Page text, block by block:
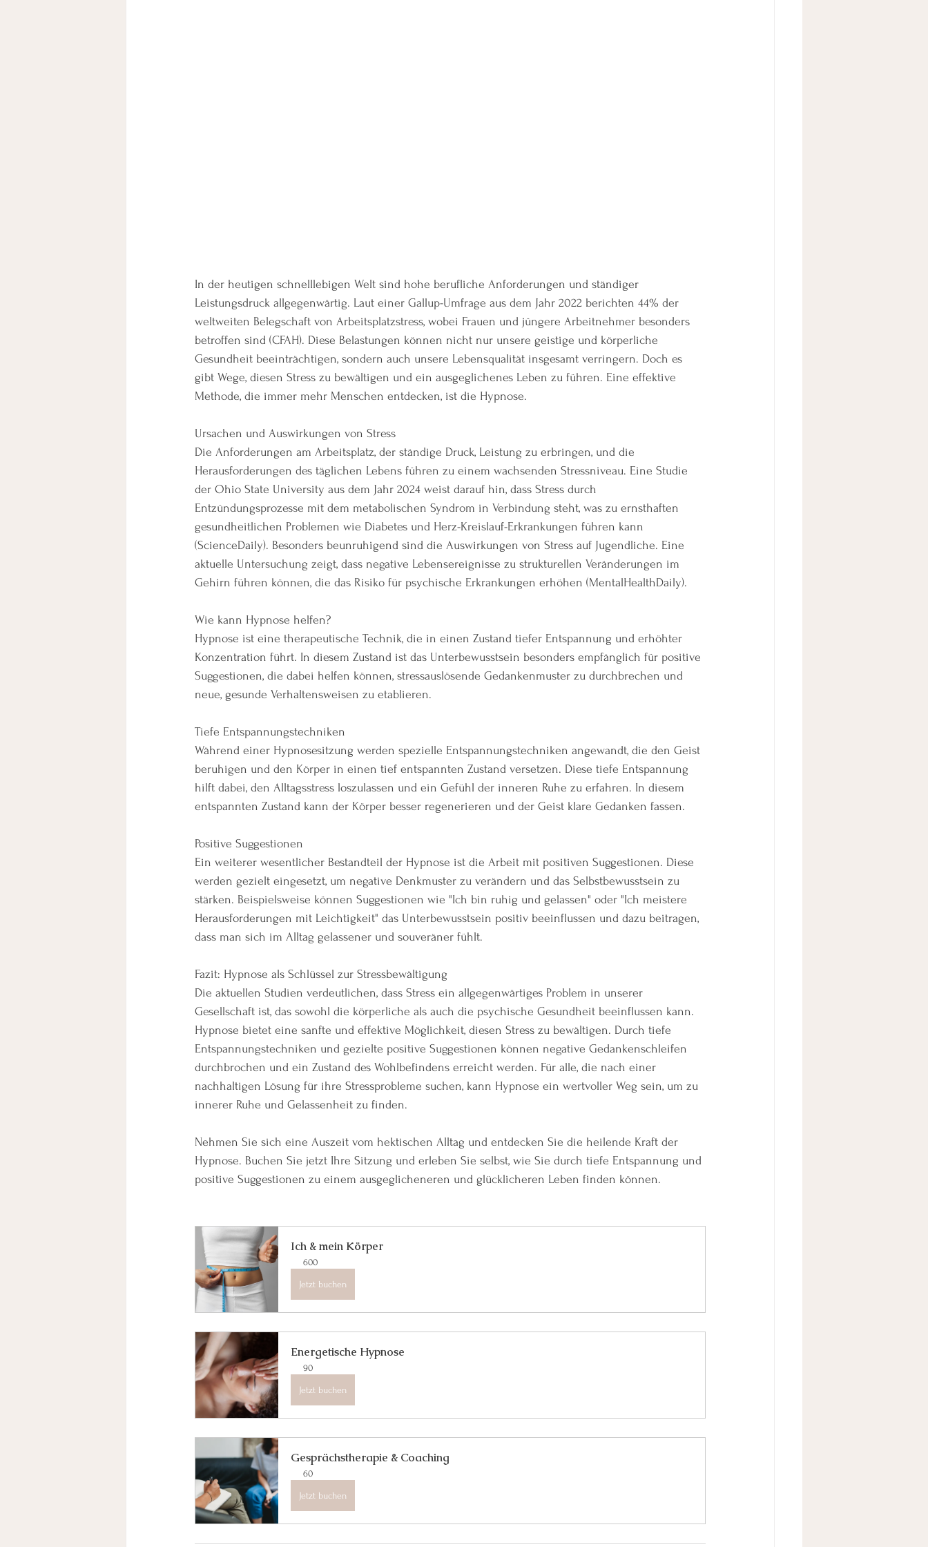
In der heutigen schnelllebigen Welt sind hohe berufliche Anforderungen und ständiger
Leistungsdruck allgegenwärtig. Laut einer Gallup-Umfrage aus dem Jahr 2022 berichten 44% der
weltweiten Belegschaft von Arbeitsplatzstress, wobei Frauen und jüngere Arbeitnehmer besonders
betroffen sind​ (CFAH). Diese Belastungen können nicht nur unsere geistige und körperliche
Gesundheit beeinträchtigen, sondern auch unsere Lebensqualität insgesamt verringern. Doch es
gibt Wege, diesen Stress zu bewältigen und ein ausgeglichenes Leben zu führen. Eine effektive
Methode, die immer mehr Menschen entdecken, ist die Hypnose.
Ursachen und Auswirkungen von Stress
Die Anforderungen am Arbeitsplatz, der ständige Druck, Leistung zu erbringen, und die
Herausforderungen des täglichen Lebens führen zu einem wachsenden Stressniveau. Eine Studie
der Ohio State University aus dem Jahr 2024 weist darauf hin, dass Stress durch
Entzündungsprozesse mit dem metabolischen Syndrom in Verbindung steht, was zu ernsthaften
gesundheitlichen Problemen wie Diabetes und Herz-Kreislauf-Erkrankungen führen kann​
(ScienceDaily). Besonders beunruhigend sind die Auswirkungen von Stress auf Jugendliche. Eine
aktuelle Untersuchung zeigt, dass negative Lebensereignisse zu strukturellen Veränderungen im
Gehirn führen können, die das Risiko für psychische Erkrankungen erhöhen​ (MentalHealthDaily).
Wie kann Hypnose helfen?
Hypnose ist eine therapeutische Technik, die in einen Zustand tiefer Entspannung und erhöhter
Konzentration führt. In diesem Zustand ist das Unterbewusstsein besonders empfänglich für positive
Suggestionen, die dabei helfen können, stressauslösende Gedankenmuster zu durchbrechen und
neue, gesunde Verhaltensweisen zu etablieren.
Tiefe Entspannungstechniken
Während einer Hypnosesitzung werden spezielle Entspannungstechniken angewandt, die den Geist
beruhigen und den Körper in einen tief entspannten Zustand versetzen. Diese tiefe Entspannung
hilft dabei, den Alltagsstress loszulassen und ein Gefühl der inneren Ruhe zu erfahren. In diesem
entspannten Zustand kann der Körper besser regenerieren und der Geist klare Gedanken fassen.
Positive Suggestionen
Ein weiterer wesentlicher Bestandteil der Hypnose ist die Arbeit mit positiven Suggestionen. Diese
werden gezielt eingesetzt, um negative Denkmuster zu verändern und das Selbstbewusstsein zu
stärken. Beispielsweise können Suggestionen wie "Ich bin ruhig und gelassen" oder "Ich meistere
Herausforderungen mit Leichtigkeit" das Unterbewusstsein positiv beeinflussen und dazu beitragen,
dass man sich im Alltag gelassener und souveräner fühlt.
Fazit: Hypnose als Schlüssel zur Stressbewältigung
Die aktuellen Studien verdeutlichen, dass Stress ein allgegenwärtiges Problem in unserer
Gesellschaft ist, das sowohl die körperliche als auch die psychische Gesundheit beeinflussen kann.
Hypnose bietet eine sanfte und effektive Möglichkeit, diesen Stress zu bewältigen. Durch tiefe
Entspannungstechniken und gezielte positive Suggestionen können negative Gedankenschleifen
durchbrochen und ein Zustand des Wohlbefindens erreicht werden. Für alle, die nach einer
nachhaltigen Lösung für ihre Stressprobleme suchen, kann Hypnose ein wertvoller Weg sein, um zu
innerer Ruhe und Gelassenheit zu finden.
Nehmen Sie sich eine Auszeit vom hektischen Alltag und entdecken Sie die heilende Kraft der
Hypnose. Buchen Sie jetzt Ihre Sitzung und erleben Sie selbst, wie Sie durch tiefe Entspannung und
positive Suggestionen zu einem ausgeglicheneren und glücklicheren Leben finden können.
Ich & mein Körper
600
Jetzt buchen
Energetische Hypnose
90
Jetzt buchen
Gesprächstherapie & Coaching
60
Jetzt buchen